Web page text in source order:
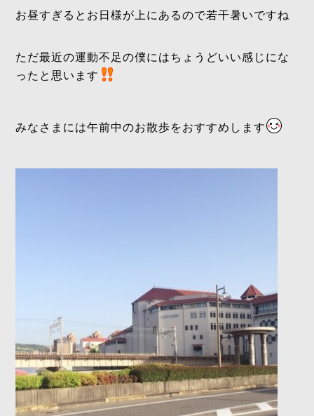
お昼すぎるとお日様が上にあるので若干暑いですね
ただ最近の運動不足の僕にはちょうどいい感じにな
ったと思います
みなさまには午前中のお散歩をおすすめします